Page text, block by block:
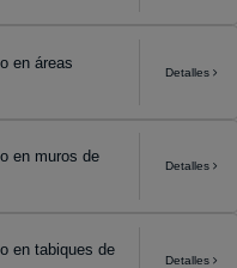
en áreas
Detalles
en muros de
Detalles
en tabiques de
Detalles